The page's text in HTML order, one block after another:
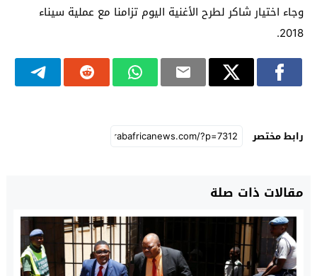
وجاء اختيار شاكر لطرح الأغنية اليوم تزامنا مع عملية سيناء
2018.
رابط مختصر
مقالات ذات صلة